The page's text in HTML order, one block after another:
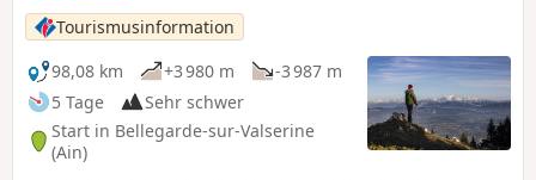
Tourismusinformation
98,08 km
+3 980 m
-3 987 m
5 Tage
Sehr schwer
Start in Bellegarde-sur-Valserine
(Ain)